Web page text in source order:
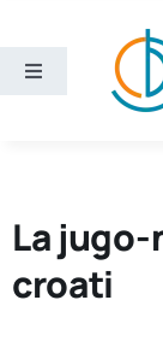
contenuto
Toggle
Ricerca e
La
croati